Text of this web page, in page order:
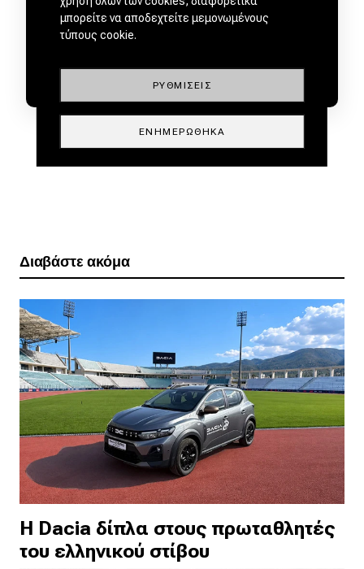
Διαβάστε ακόμα
H Dacia δίπλα στους πρωταθλητές
του ελληνικού στίβου
μπορείτε να αποδεχτείτε μεμονωμένους
τύπους cookie.
ΡΥΘΜΊΣΕΙΣ
ΕΝΗΜΕΡΏΘΗΚΑ